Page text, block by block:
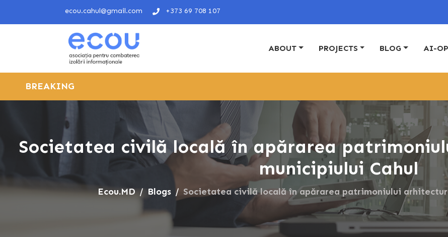
ecou.cahul@gmail.com +373 69 708 107
ABOUT PROJECTS BLOG AI-
BREAKING
Societatea civilă locală în apărarea
municipiului Cahul
Ecou.MD Blogs Societatea civilă locală în apărarea patrimoniului